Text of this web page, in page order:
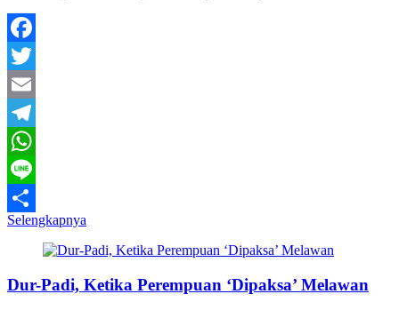
Facebook
Twitter
Email
Telegram
WhatsApp
Line
Share
Selengkapnya
Dur-Padi, Ketika Perempuan ‘Dipaksa’ Melawan